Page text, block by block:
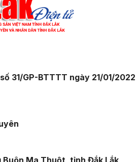
31/GP-BTTTT ngày 21/01/2022
Buôn Ma Thuột, tỉnh Đắk Lắk